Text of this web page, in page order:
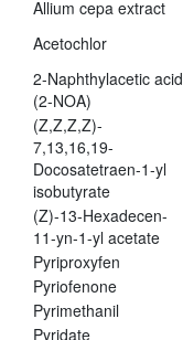
Allium cepa extract
Acetochlor
2-Naphthylacetic acid
(2-NOA)
(Z,Z,Z,Z)-
7,13,16,19-
Docosatetraen-1-yl
isobutyrate
(Z)-13-Hexadecen-
11-yn-1-yl acetate
Pyriproxyfen
Pyriofenone
Pyrimethanil
Pyridate